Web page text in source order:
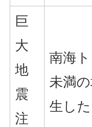
巨
大
地
震
注
南海
未満
生し